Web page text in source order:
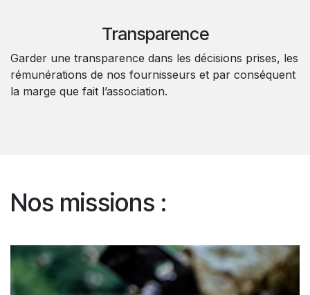
Transparence
Garder une transparence dans les décisions prises, les
rémunérations de nos fournisseurs et par conséquent
la marge que fait l’association.
Nos missions :